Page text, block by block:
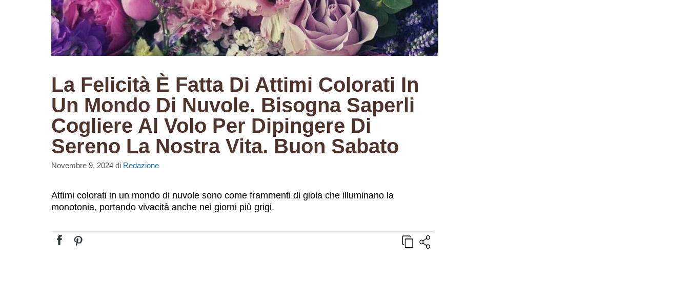
La Felicità È Fatta Di Attimi Colorati In
Un Mondo Di Nuvole. Bisogna Saperli
Cogliere Al Volo Per Dipingere Di
Sereno La Nostra Vita. Buon Sabato
Novembre 9, 2024 di Redazione
Attimi colorati in un mondo di nuvole sono come frammenti di gioia che illuminano la
monotonia, portando vivacità anche nei giorni più grigi.